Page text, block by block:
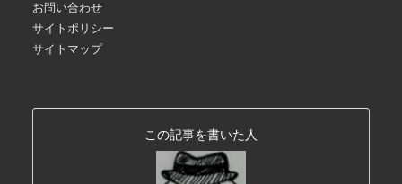
お問い合わせ
サイトポリシー
サイトマップ
この記事を書いた人